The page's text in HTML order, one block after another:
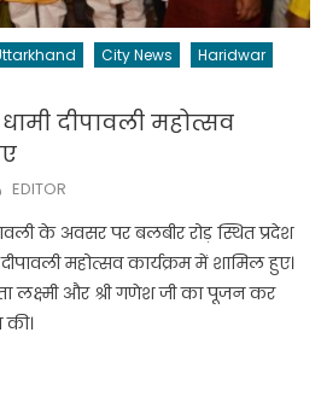
City News
Haridwar
दीपावली महोत्सव
Author
EDITOR
के अवसर पर बलबीर रोड़ स्थित प्रदेश
महोत्सव कार्यक्रम में शामिल हुए।
लक्ष्मी और श्री गणेश जी का पूजन कर